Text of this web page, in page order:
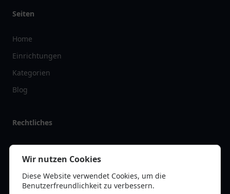
Seiten
Home
Einrichtungen
Kategorien
Blog
Rechtliches
Impressum
Datenschutz
Kontakt
Wir nutzen Cookies
Diese Website verwendet Cookies, um die
Benutzerfreundlichkeit zu verbessern.